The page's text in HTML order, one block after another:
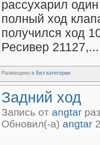
рассухарил
полный ход
получился ход
Ресивер 21127,...
Размещено в Без категории
Задний ход
Запись от angtar
Обновил(-а) angtar